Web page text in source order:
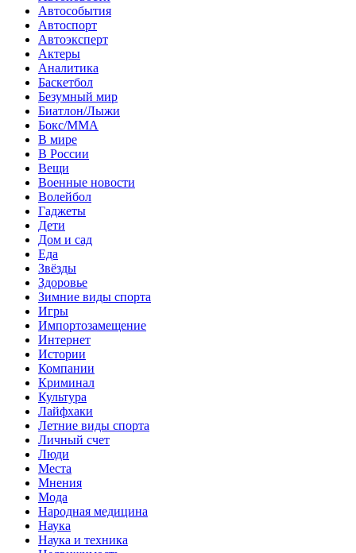
Автособытия
Автоспорт
Автоэксперт
Актеры
Аналитика
Баскетбол
Безумный мир
Биатлон/Лыжи
Бокс/MMA
В мире
В России
Вещи
Военные новости
Волейбол
Гаджеты
Дети
Дом и сад
Еда
Звёзды
Здоровье
Зимние виды спорта
Игры
Импортозамещение
Интернет
Истории
Компании
Криминал
Культура
Лайфхаки
Летние виды спорта
Личный счет
Люди
Места
Мнения
Мода
Народная медицина
Наука
Наука и техника